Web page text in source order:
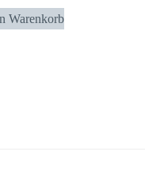
Warenkorb